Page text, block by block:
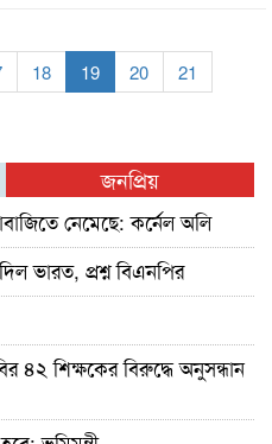
18 19 20
21
জনপ্রিয়
নেমেছে: কর্নেল অলি
ভারত, প্রশ্ন বিএনপির
৪২ শিক্ষকের বিরুদ্ধে অনুসন্ধান